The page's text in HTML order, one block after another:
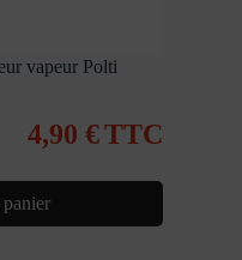
vapeur Polti
4,90 €TTC